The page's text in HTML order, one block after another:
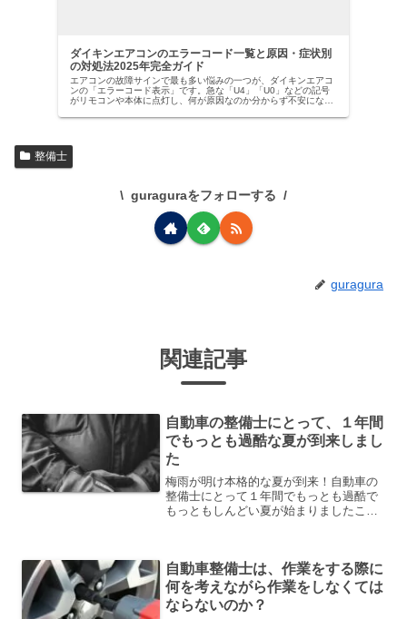
ダイキンエアコンのエラーコード一覧と原因・症状別
の対処法2025年完全ガイド
エアコンの故障サインで最も多い悩みの一つが、ダイキンエアコ
ンの「エラーコード表示」です。急な「U4」「U0」などの記号
がリモコンや本体に点灯し、何が原因なのか分からず不安になっ
でトッ…
整備士
guraguraをフォローする
guragura
関連記事
自動車の整備士にとって、１年間
でもっとも過酷な夏が到来しまし
た
梅雨が明け本格的な夏が到来！自動車の
整備士にとって１年間でもっとも過酷で
もっともしんどい夏が始まりましたこれ
事は過酷です簡単にこの時...
自動車整備士は、作業をする際に
何を考えながら作業をしなくては
ならないのか？